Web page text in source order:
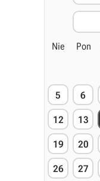
Nie Pon
5 6
12 13
19 20
26 27